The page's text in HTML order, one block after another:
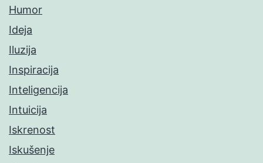
Humor
Ideja
Iluzija
Inspiracija
Inteligencija
Intuicija
Iskrenost
Iskušenje